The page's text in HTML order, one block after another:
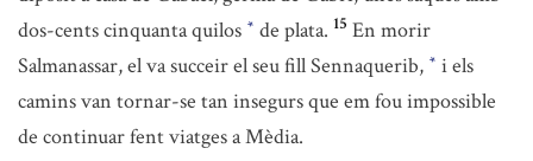
dos-cents cinquanta quilos * de plata. 15 En morir
Salmanassar, el va succeir el seu fill Sennaquerib, * i els
camins van tornar-se tan insegurs que em fou impossible
de continuar fent viatges a Mèdia.